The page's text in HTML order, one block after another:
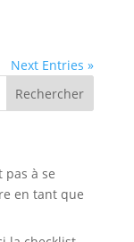
Next Entries »
pas à se
en tant que